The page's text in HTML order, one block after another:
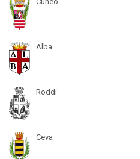
Alba
Roddi
Ceva